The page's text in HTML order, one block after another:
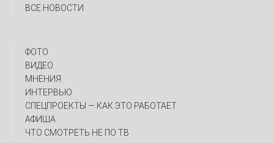
ВСЕ НОВОСТИ
ФОТО
ВИДЕО
МНЕНИЯ
ИНТЕРВЬЮ
CПЕЦПРОЕКТЫ — КАК ЭТО РАБОТАЕТ
АФИША
ЧТО СМОТРЕТЬ НЕ ПО ТВ